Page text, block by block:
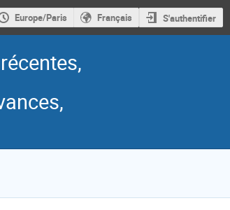
Europe/Paris Français S'authentifier